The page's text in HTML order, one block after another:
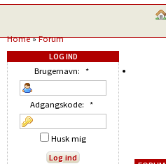
Home»Forum
LOG IND
Brugernavn: *
Adgangskode: *
Husk mig